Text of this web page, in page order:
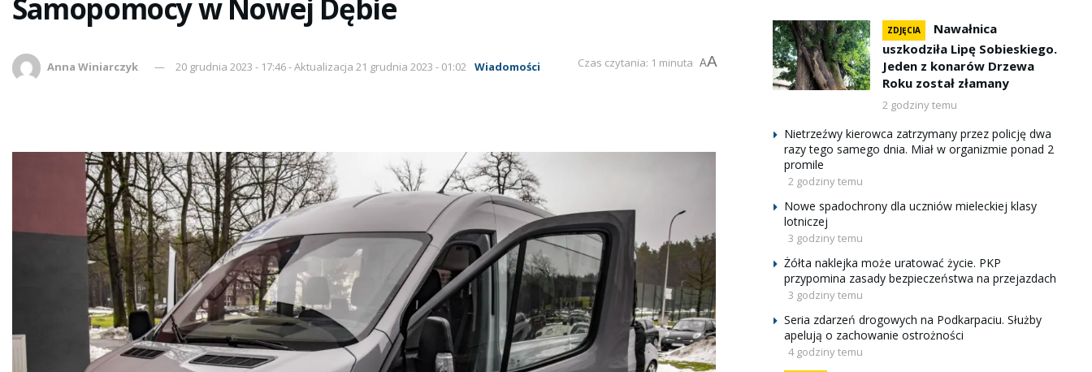
Samopomocy w Nowej Dębie
Anna Winiarczyk 20 grudnia 2023 - 17:46 - Aktualizacja 21 grudnia 2023 - 01:02 Wiadomości Czas czytania: 1 minuta AA
ZDJĘCIA
Nawałnica
uszkodziła Lipę Sobieskiego.
Jeden z konarów Drzewa
Roku został złamany
2 godziny temu
Nietrzeźwy kierowca zatrzymany przez policję dwa
razy tego samego dnia. Miał w organizmie ponad 2
promile
2 godziny temu
Nowe spadochrony dla uczniów mieleckiej klasy
lotniczej
3 godziny temu
Żółta naklejka może uratować życie. PKP
przypomina zasady bezpieczeństwa na przejazdach
3 godziny temu
Seria zdarzeń drogowych na Podkarpaciu. Służby
apelują o zachowanie ostrożności
4 godziny temu